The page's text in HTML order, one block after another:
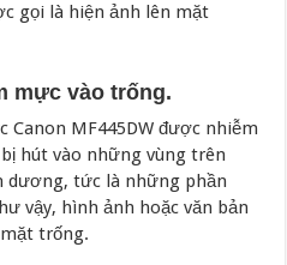
gọi là hiện ảnh lên mặt
mực vào trống.
MF445DW được nhiễm
hút vào những vùng trên
dương, tức là những phần
vậy, hình ảnh hoặc văn bản
mặt trống.